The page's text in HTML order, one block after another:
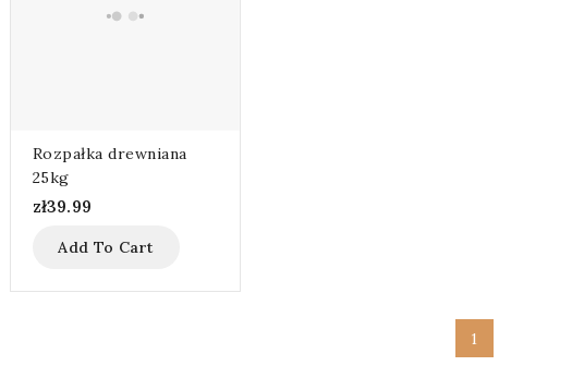
Rozpałka drewniana
25kg
zł39.99
Add To Cart
1